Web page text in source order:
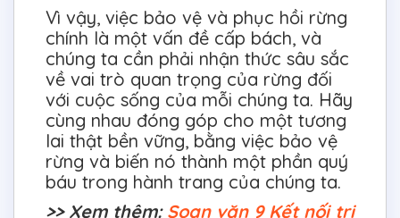
Vì vậy, việc bảo vệ và phục hồi rừng
chính là một vấn đề cấp bách, và
chúng ta cần phải nhận thức sâu sắc
về vai trò quan trọng của rừng đối
với cuộc sống của mỗi chúng ta. Hãy
cùng nhau đóng góp cho một tương
lai thật bền vững, bằng việc bảo vệ
rừng và biến nó thành một phần quý
báu trong hành trang của chúng ta.
>> Xem thêm: Soạn văn 9 Kết nối tri